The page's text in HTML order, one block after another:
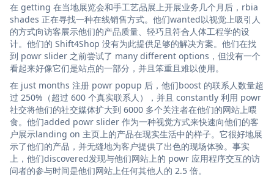
在 getting 在当地展览会和手工艺品展上开展业务几个月后，rbia
shades 正在寻找一种在线销售方式。他们wanted以视觉上吸引人
的方式向访客展示他们的产品质量、轻巧且符合人体工程学的设
计。他们的 Shift4Shop 没有为此提供足够的解决方案。他们在找
到 powr slider 之前尝试了 many different options，但没有一个
看起来好像它们是站点的一部分，并且笨重且难以使用。
在 just months 注册 powr popup 后，他们boost 的联系人数量超
过 250%（超过 600 个真实联系人），并且 constantly 利用 powr
社交将他们的社交媒体扩大到 6000 多个关注者在他们的网站上喂
食。他们added powr slider 作为一种视觉方式来快速向他们的客
户展示landing on 主页上的产品在现实生活中的样子。它很好地展
示了他们的产品，并无缝地为客户提供了出色的现场体验。事实
上，他们discovered发现与他们网站上的 powr 应用程序交互的访
问者的参与时间是他们网站上任何其他人的 2.5 倍。